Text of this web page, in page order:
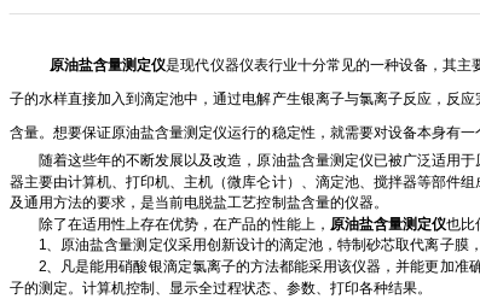
原油盐含量测定仪是现代仪器仪表行业十分常见的一种设备，其
子的水样直接加入到滴定池中，通过电解产生银离子与氯离子反应，反
含量。想要保证原油盐含量测定仪运行的稳定性，就需要对设备本身有
随着这些年的不断发展以及改造，原油盐含量测定仪已被广泛适用于
器主要由计算机、打印机、主机（微库仑计）、滴定池、搅拌器等部件
及通用方法的要求，是当前电脱盐工艺控制盐含量的仪器。
除了在适用性上存在优势，在产品的性能上， 原油盐含量测定仪也比
1、原油盐含量测定仪采用创新设计的滴定池，特制砂芯取代离子膜
2、凡是能用硝酸银滴定氯离子的方法都能采用该仪器，并能更加准
子的测定。计算机控制、显示全过程状态、参数、打印各种结果。